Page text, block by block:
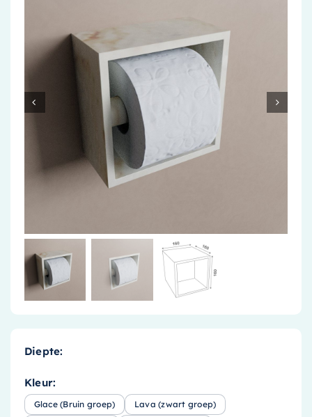
Installatiemateriaal
Klimaatbeheersing
Diepte:
Kleur:
Glace (Bruin groep) Lava (zwart groep)